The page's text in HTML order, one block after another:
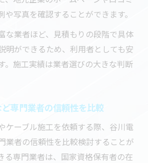
や写真を確認することができます。
な業者ほど、見積もりの段階で具体
明ができるため、利用者としても安
。施工実績は業者選びの大きな判断
専門業者の信頼性を比較
ケーブル施工を依頼する際、谷川電
業者の信頼性を比較検討することが
る専門業者は、国家資格保有者の在